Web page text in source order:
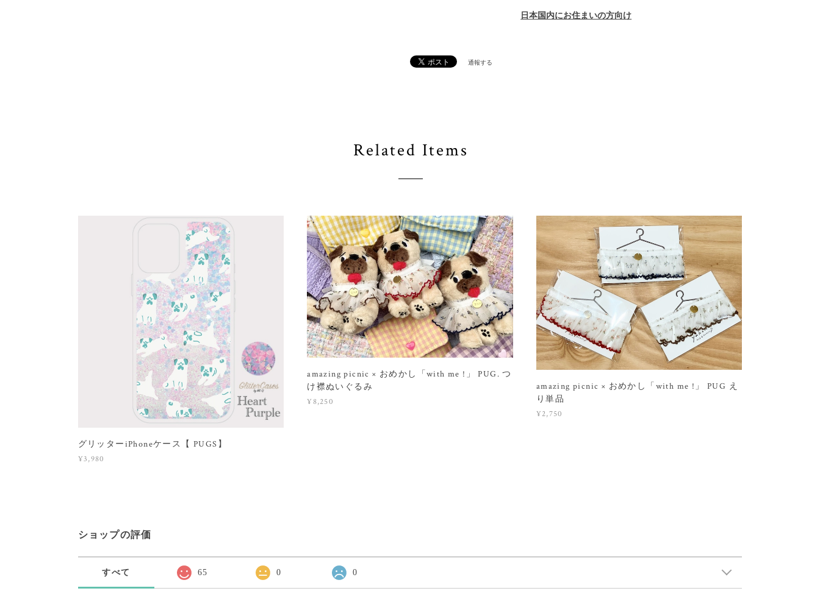
日本国内にお住まいの方向け
通報する
Related Items
グリッターiPhoneケース【 PUGS】
¥3,980
amazing picnic × おめかし「with me !」 PUG. つ
け襟ぬいぐるみ
¥8,250
amazing picnic × おめかし「with me !」 PUG え
り単品
¥2,750
ショップの評価
すべて 65 0 0